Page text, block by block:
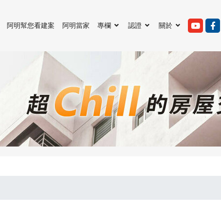
阿明幫您看建案 阿明當家 專欄 認證 關於